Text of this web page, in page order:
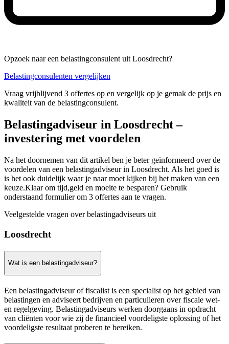
Opzoek naar een belastingconsulent uit Loosdrecht?
Belastingconsulenten vergelijken
Vraag vrijblijvend 3 offertes op en vergelijk op je gemak de prijs en
kwaliteit van de belastingconsulent.
Belastingadviseur in Loosdrecht –
investering met voordelen
Na het doornemen van dit artikel ben je beter geïnformeerd over de
voordelen van een belastingadviseur in Loosdrecht. Als het goed is
is het ook duidelijk waar je naar moet kijken bij het maken van een
keuze.Klaar om tijd,geld en moeite te besparen? Gebruik
onderstaand formulier om 3 offertes aan te vragen.
Veelgestelde vragen over belastingadviseurs uit
Loosdrecht
Wat is een belastingadviseur?
Een belastingadviseur of fiscalist is een specialist op het gebied van
belastingen en adviseert bedrijven en particulieren over fiscale wet-
en regelgeving. Belastingadviseurs werken doorgaans in opdracht
van cliënten voor wie zij de financieel voordeligste oplossing of het
voordeligste resultaat proberen te bereiken.